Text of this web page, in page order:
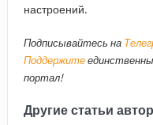
настроений.
Подписывайтесь на
Поддержите
портал!
Другие статьи